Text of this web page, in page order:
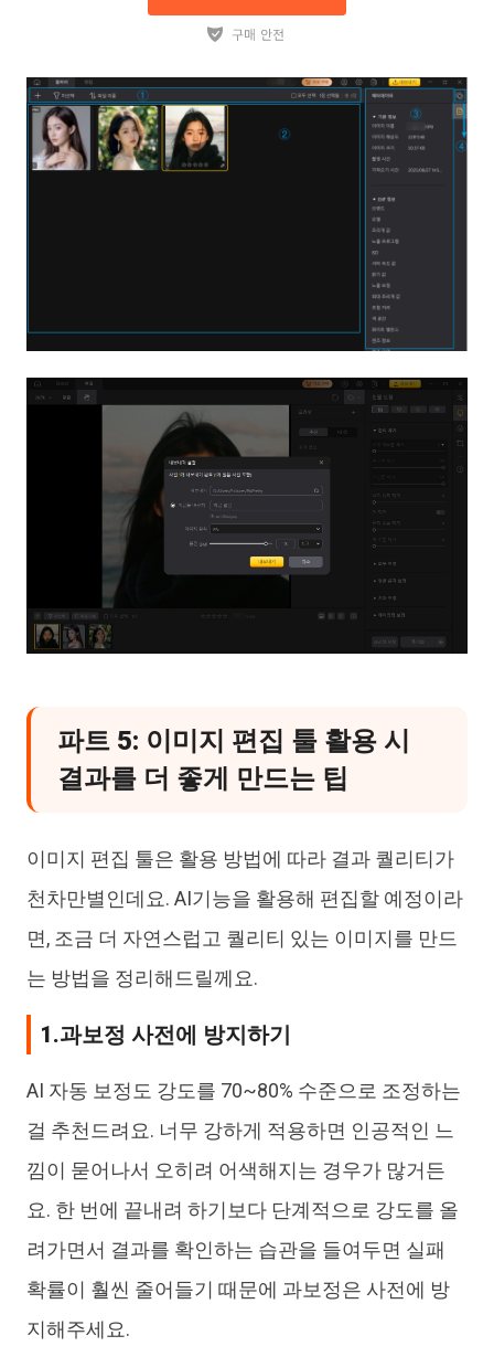
파트 5: 이미지 편집 툴 활용 시
결과를 더 좋게 만드는 팁
이미지 편집 툴은 활용 방법에 따라 결과 퀄리티가
천차만별인데요. AI기능을 활용해 편집할 예정이라
면, 조금 더 자연스럽고 퀄리티 있는 이미지를 만드
는 방법을 정리해드릴께요.
1.과보정 사전에 방지하기
AI 자동 보정도 강도를 70~80% 수준으로 조정하는
걸 추천드려요. 너무 강하게 적용하면 인공적인 느
낌이 묻어나서 오히려 어색해지는 경우가 많거든
요. 한 번에 끝내려 하기보다 단계적으로 강도를 올
려가면서 결과를 확인하는 습관을 들여두면 실패
확률이 훨씬 줄어들기 때문에 과보정은 사전에 방
지해주세요.